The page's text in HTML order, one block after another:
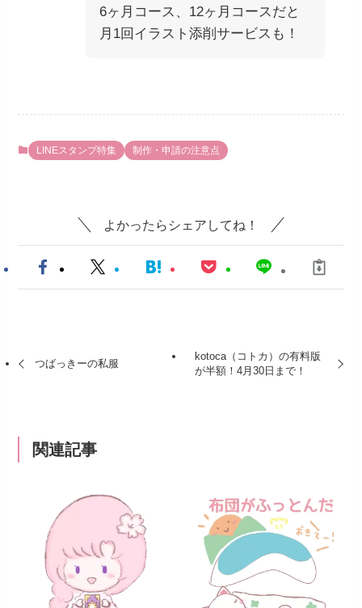
6ヶ月コース、12ヶ月コースだと
月1回イラスト添削サービスも！
LINEスタンプ特集 制作・申請の注意点
よかったらシェアしてね！
つばっきーの私服
kotoca（コトカ）の有料版
が半額！4月30日まで！
関連記事